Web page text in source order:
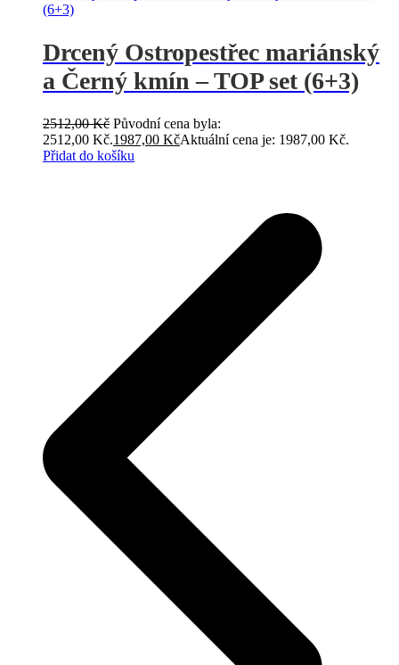
Drcený Ostropestřec mariánský
a Černý kmín – TOP set (6+3)
2512,00Kč Původní cena byla:
2512,00 Kč.1987,00 KčAktuální cena je: 1987,00 Kč.
Přidat do košíku